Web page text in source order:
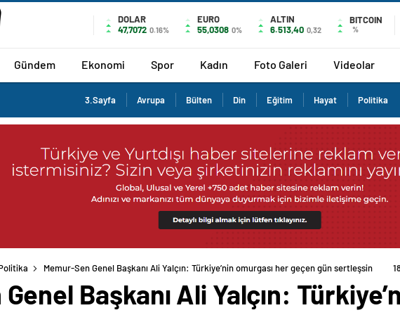
DOLAR
47,7072 0.16%
EURO
55,0308 0%
ALTIN
6.513,40 0,32
BITCOIN
%
Gündem Ekonomi Spor Kadın Foto Galeri Videolar
3.Sayfa Avrupa Bülten Din Eğitim Hayat Politika
Memur-Sen Genel Başkanı Ali Yalçın: Türkiye’nin omurgası her geçen gün sertleşsin
Başkanı Ali Yalçın: